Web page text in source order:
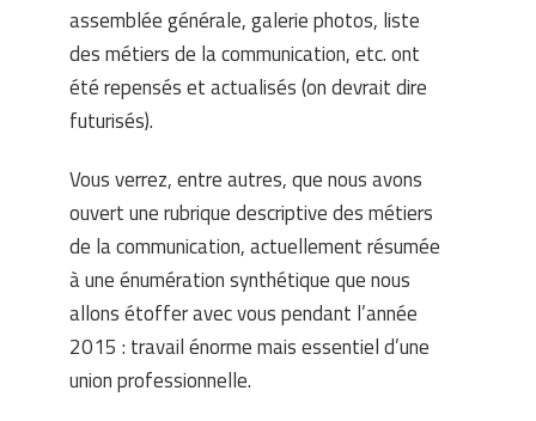
assemblée générale, galerie photos, liste
des métiers de la communication, etc. ont
été repensés et actualisés (on devrait dire
futurisés).
Vous verrez, entre autres, que nous avons
ouvert une rubrique descriptive des métiers
de la communication, actuellement résumée
à une énumération synthétique que nous
allons étoffer avec vous pendant l’année
2015 : travail énorme mais essentiel d’une
union professionnelle.